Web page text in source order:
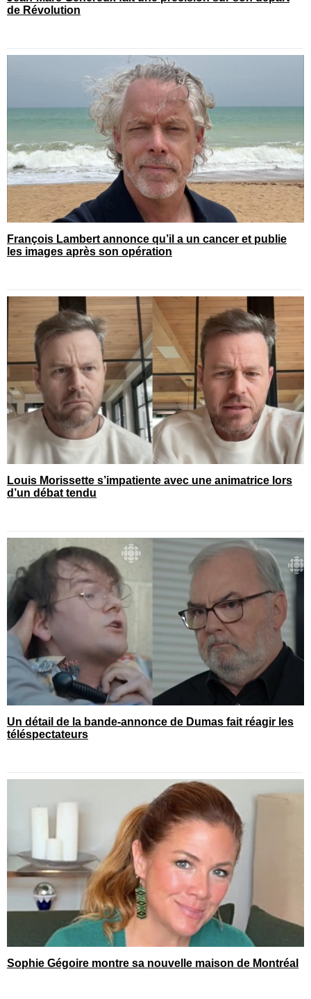
de Révolution
François Lambert annonce qu’il a un cancer et publie
les images après son opération
Louis Morissette s’impatiente avec une animatrice lors
d’un débat tendu
Un détail de la bande-annonce de Dumas fait réagir les
téléspectateurs
Sophie Gégoire montre sa nouvelle maison de Montréal